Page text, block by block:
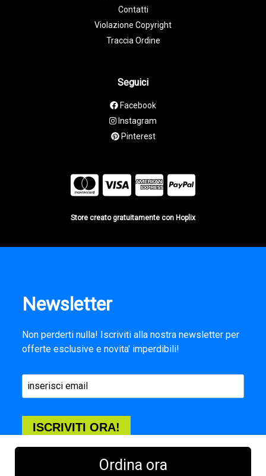
Ordina ora
Contatti
Violazione Copyright
Traccia Ordine
Seguici
Facebook
Instagram
Pinterest
Store creato gratuitamente con Hoplix
Newsletter
Non perderti nulla! Iscriviti alla nostra newsletter per
offerte esclusive e novita' imperdibili!
ISCRIVITI ORA!